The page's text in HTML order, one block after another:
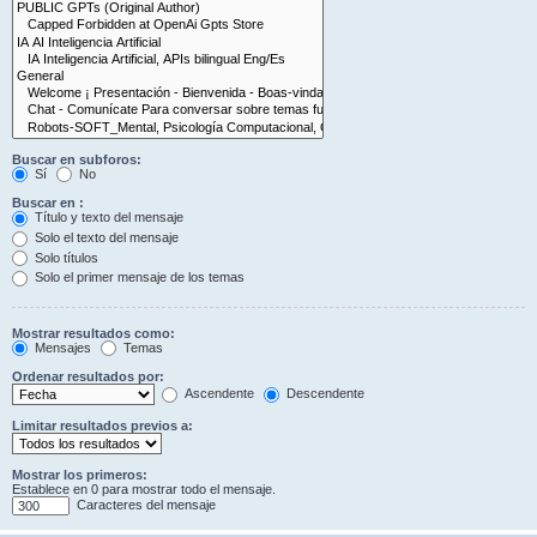
Buscar en subforos:
Sí
No
Buscar en :
Título y texto del mensaje
Solo el texto del mensaje
Solo títulos
Solo el primer mensaje de los temas
Mostrar resultados como:
Mensajes
Temas
Ordenar resultados por:
Ascendente
Descendente
Limitar resultados previos a:
Mostrar los primeros:
Establece en 0 para mostrar todo el mensaje.
Caracteres del mensaje